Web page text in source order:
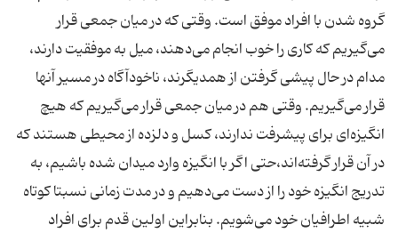
گروه شدن با افراد موفق است. وقتی که در میان جمعی قرار
می‌گیریم که کاری را خوب انجام می‌دهند، میل به موفقیت دارند،
مدام در حال پیشی گرفتن از همدیگرند، ناخودآگاه در مسیر آنها
قرار می‌گیریم. وقتی هم در میان جمعی قرار می‌گیریم که هیچ
انگیزه‌ای برای پیشرفت ندارند، کسل و دلزده از محیطی هستند که
در آن قرار گرفته‌اند،‌حتی اگر با انگیزه وارد میدان شده باشیم، به
تدریج انگیزه خود را از دست می‌دهیم و در مدت زمانی نسبتا کوتاه
شبیه اطرافیان خود می‌شویم. بنابراین اولین قدم برای افراد